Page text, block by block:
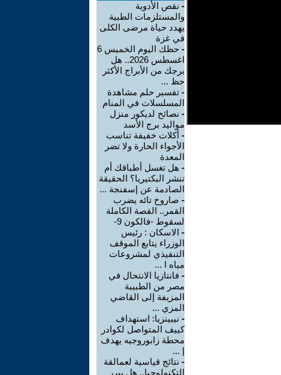
- نقص الأدوية
والمستلزمات الطبية
يهدد حياة مرضى الكلى
في غزة
-
حظك اليوم الخميس 6
اغسطس 2026.. هل
برجك من الأبراج الأكثر
حظ ...
- تفسير حلم مشاهدة
المسلسلات في المنام
- نصائح لديكور منزل
مواليد برج الأسد‎
- أكلات خفيفة تناسب
الأجواء الحارة ولا تضر
المعدة
- هل تغسل أطباقك أم
تنشر البكتيريا؟ الحقيقة
الصادمة عن إسفنجة ...
- صاروخ تائه يضرب
القمر.. القصة الكاملة
لسقوط -فالكون 9-
- الاسكان : رئيس
الوزراء يتابع الموقف
التنفيذي لمشروعات
مياه ا ...
- فانتازيا الانتحال في
مصر من الطبيبة
المزيفة إلى القاضي
المزي ...
- نيبينزيا: استهداف
كييف المتواصل لكوادر
محطة زابوروجيه يهدف
إ ...
- نتائج قياسية لعمالقة
التكنولوجيا.. هل يبرر